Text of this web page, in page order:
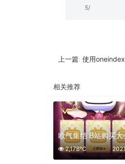
5/
上一篇: 使用oneindex
相关推荐
2,178℃